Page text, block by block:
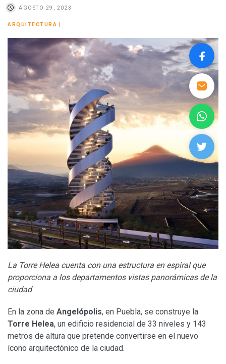
AGOSTO 29, 2023
ARQUITECTURA
La Torre Helea cuenta con una estructura en espiral que
proporciona a los departamentos vistas panorámicas de la
ciudad
En la zona de Angelópolis, en Puebla, se construye la
Torre Helea, un edificio residencial de 33 niveles y 143
metros de altura que pretende convertirse en el nuevo
ícono arquitectónico de la ciudad.